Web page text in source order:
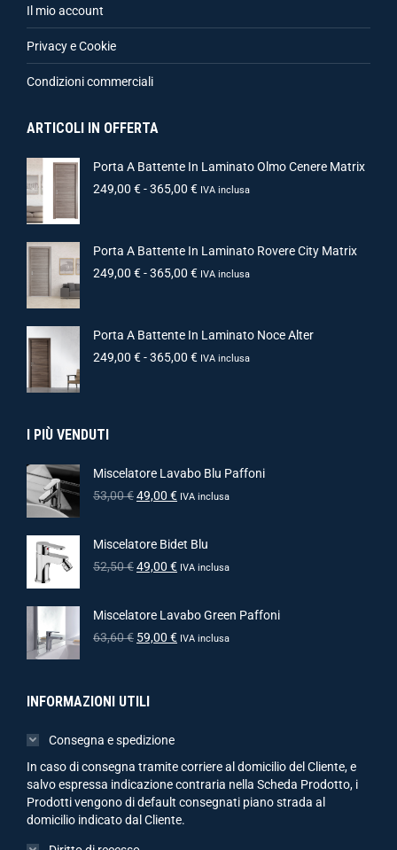
Il mio account
Privacy e Cookie
Condizioni commerciali
ARTICOLI IN OFFERTA
Porta A Battente In Laminato Olmo Cenere Matrix
249,00 €-365,00 € IVA inclusa
Porta A Battente In Laminato Rovere City Matrix
249,00 €-365,00 € IVA inclusa
Porta A Battente In Laminato Noce Alter
249,00 €-365,00 € IVA inclusa
I PIÙ VENDUTI
Miscelatore Lavabo Blu Paffoni
53,00€49,00 € IVA inclusa
Miscelatore Bidet Blu
52,50€49,00 € IVA inclusa
Miscelatore Lavabo Green Paffoni
63,60€ 59,00 € IVA inclusa
INFORMAZIONI UTILI
Consegna e spedizione
In caso di consegna tramite corriere al domicilio del Cliente, e
salvo espressa indicazione contraria nella Scheda Prodotto, i
Prodotti vengono di default consegnati piano strada al
domicilio indicato dal Cliente.